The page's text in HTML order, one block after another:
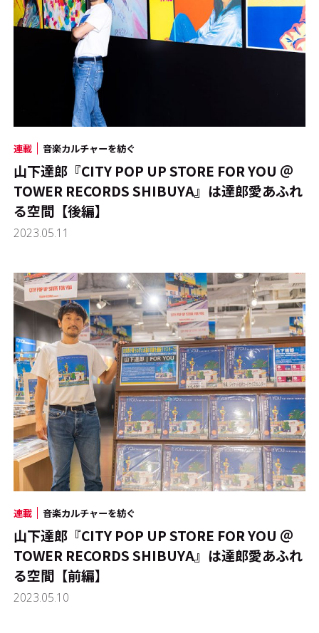
連載 音楽カルチャーを紡ぐ
山下達郎『CITY POP UP STORE FOR YOU ＠
TOWER RECORDS SHIBUYA』は達郎愛あふれ
る空間【後編】
2023.05.11
連載 音楽カルチャーを紡ぐ
山下達郎『CITY POP UP STORE FOR YOU ＠
TOWER RECORDS SHIBUYA』は達郎愛あふれ
る空間【前編】
2023.05.10